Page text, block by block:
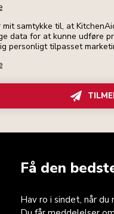
mit samtykke til, at
data for at kunne udføre
personligt tilpasset
Få den
Hav ro i sindet, når